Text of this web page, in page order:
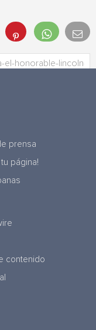
prensa
página!
contenido